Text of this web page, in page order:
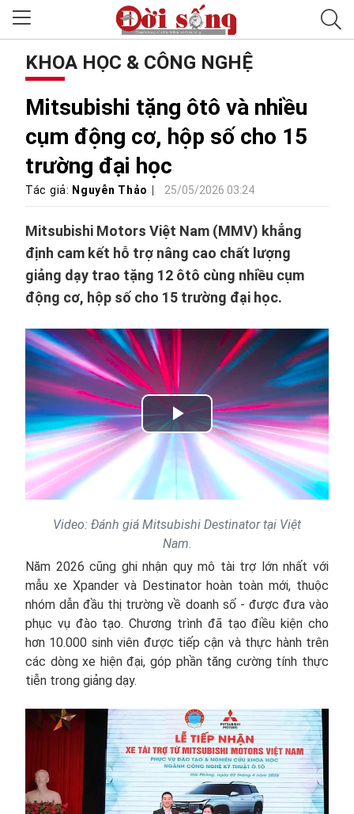
KHOA HỌC & CÔNG NGHỆ
Mitsubishi tặng ôtô và nhiều
cụm động cơ, hộp số cho 15
trường đại học
Tác giả: Nguyễn Thảo 25/05/2026 03:24
Mitsubishi Motors Việt Nam (MMV) khẳng
định cam kết hỗ trợ nâng cao chất lượng
giảng dạy trao tặng 12 ôtô cùng nhiều cụm
động cơ, hộp số cho 15 trường đại học.
Play
Video
Video: Đánh giá Mitsubishi Destinator tại Việt
Nam.
Năm 2026 cũng ghi nhận quy mô tài trợ lớn nhất với
mẫu xe Xpander và Destinator hoàn toàn mới, thuộc
nhóm dẫn đầu thị trường về doanh số - được đưa vào
phục vụ đào tạo. Chương trình đã tạo điều kiện cho
hơn 10.000 sinh viên được tiếp cận và thực hành trên
các dòng xe hiện đại, góp phần tăng cường tính thực
tiễn trong giảng dạy.